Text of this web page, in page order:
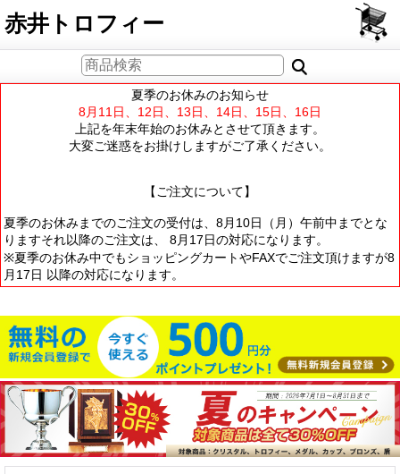
PCサイト
赤井トロフィー
夏季のお休みのお知らせ
8月11日、12日、13日、14日、15日、16日
上記を年末年始のお休みとさせて頂きます。
大変ご迷惑をお掛けしますがご了承ください。
【ご注文について】
夏季のお休みまでのご注文の受付は、8月10日（月）午前中までとな
りますそれ以降のご注文は、 8月17日の対応になります。
※夏季のお休み中でもショッピングカートやFAXでご注文頂けますが8
月17日 以降の対応になります。